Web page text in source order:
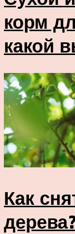
корм
какой
Как